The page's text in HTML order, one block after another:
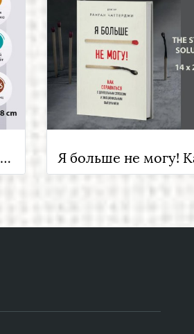
Трудно быть богом , Стругацкий Аркадий Натанович; Стругацкий Борис Натанович , Фантастика и фэнтези для взрослых , Russian Plaza , Books in Russian